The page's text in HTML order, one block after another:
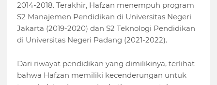
2014-2018. Terakhir, Hafzan menempuh program
S2 Manajemen Pendidikan di Universitas Negeri
Jakarta (2019-2020) dan S2 Teknologi Pendidikan
di Universitas Negeri Padang (2021-2022).
Dari riwayat pendidikan yang dimilikinya, terlihat
bahwa Hafzan memiliki kecenderungan untuk